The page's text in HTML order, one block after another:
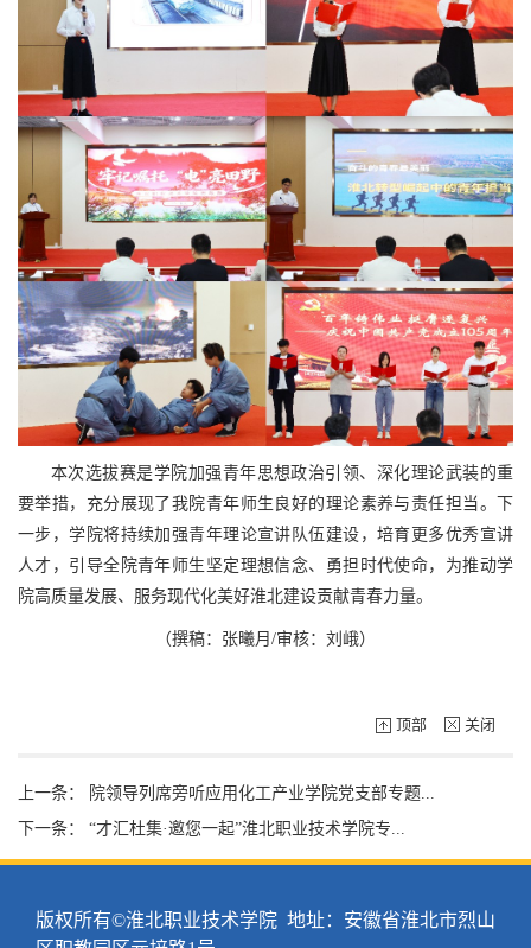
本次选拔赛是学院加强青年思想政治引领、深化理论武装的重
要举措，充分展现了我院青年师生良好的理论素养与责任担当。下
一步，学院将持续加强青年理论宣讲队伍建设，培育更多优秀宣讲
人才，引导全院青年师生坚定理想信念、勇担时代使命，为推动学
院高质量发展、服务现代化美好淮北建设贡献青春力量。
（撰稿：张曦月/审核：刘峨）
顶部 关闭
上一条：
院领导列席旁听应用化工产业学院党支部专题...
下一条： “才汇杜集·邀您一起”淮北职业技术学院专...
版权所有©淮北职业技术学院 地址：安徽省淮北市烈山